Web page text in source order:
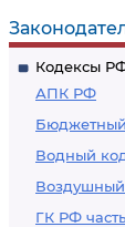
Кодексы
АПК РФ
Водный
ГК РФ часть